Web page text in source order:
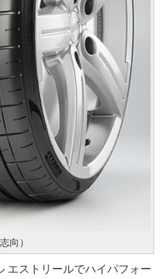
向）
ストリールでハイパフォー